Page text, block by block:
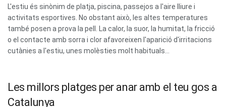
L'estiu és sinònim de platja, piscina, passejos a l'aire lliure i
activitats esportives. No obstant això, les altes temperatures
també posen a prova la pell. La calor, la suor, la humitat, la fricció
o el contacte amb sorra i clor afavoreixen l'aparició d'irritacions
cutànies a l'estiu, unes molèsties molt habituals...
Les millors platges per anar amb el teu gos a
Catalunya